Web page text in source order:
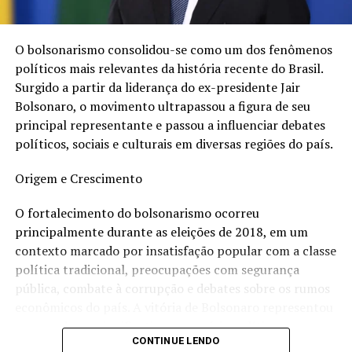
Segunda a consultora, outra grande vantagem é o
empresas. Além disso, o MEI também oferece acesso a
Além disso, o partido enfrenta o desafio de dialogar com
novas gerações de eleitores, que possuem demandas e
visões políticas diferentes das que marcaram a fundação
da sigla.
Críticas e Desgaste
O PT também carrega o impacto de crises políticas e
escândalos de corrupção que atingiram o partido ao
argumentem que houve excessos em determinadas
investigações e decisões judiciais, os episódios
contribuíram para o desgaste da imagem da legenda
junto a parte do eleitorado.
nos últimos anos também alterou o equilíbrio político
nacional, reduzindo a hegemonia que o partido exerceu
O bolsonarismo consolidou-se como um dos fenômenos
políticos mais relevantes da história recente do Brasil.
Surgido a partir da liderança do ex-presidente Jair
Bolsonaro, o movimento ultrapassou a figura de seu
principal representante e passou a influenciar debates
políticos, sociais e culturais em diversas regiões do país.
Origem e Crescimento
O fortalecimento do bolsonarismo ocorreu
principalmente durante as eleições de 2018, em um
contexto marcado por insatisfação popular com a classe
política tradicional, preocupações com segurança
pública, combate à corrupção e debates sobre os rumos
uma mudança significativa no cenário político
brasileiro, impulsionando pautas conservadoras e
CONTINUE LENDO